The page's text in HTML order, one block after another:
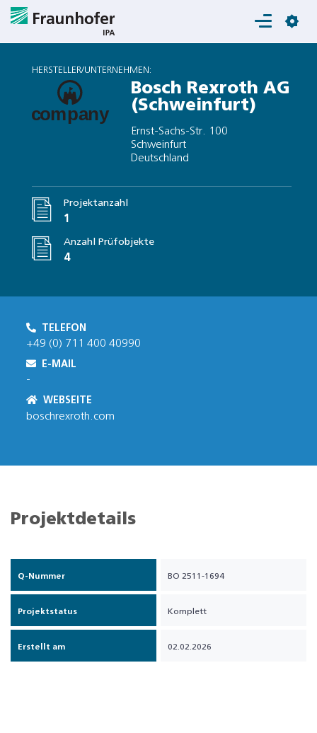
Login
HERSTELLER/UNTERNEHMEN:
Bosch Rexroth AG
(Schweinfurt)
Ernst-Sachs-Str. 100
Schweinfurt
Deutschland
Projektanzahl
1
Anzahl Prüfobjekte
4
TELEFON
+49 (0) 711 400 40990
E-MAIL
-
WEBSEITE
boschrexroth.com
Projektdetails
Q-Nummer BO 2511-1694
Projektstatus Komplett
Erstellt am 02.02.2026